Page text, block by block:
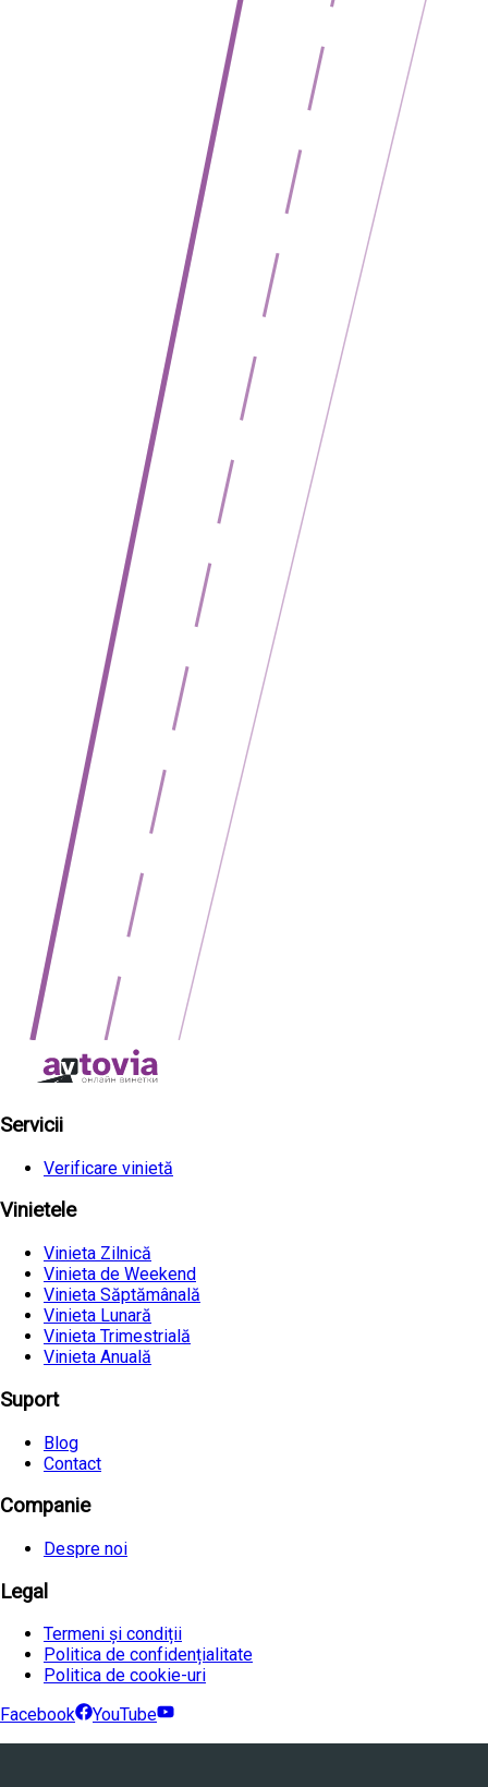
Servicii
Verificare vinietă
Vinietele
Vinieta Zilnică
Vinieta de Weekend
Vinieta Săptămânală
Vinieta Lunară
Vinieta Trimestrială
Vinieta Anuală
Suport
Blog
Contact
Companie
Despre noi
Legal
Termeni și condiții
Politica de confidențialitate
Politica de cookie-uri
Facebook
YouTube